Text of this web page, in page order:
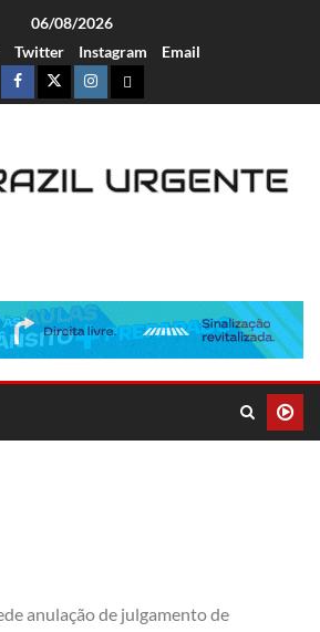
06/08/2026
Twitter Instagram Email
anulação de julgamento de